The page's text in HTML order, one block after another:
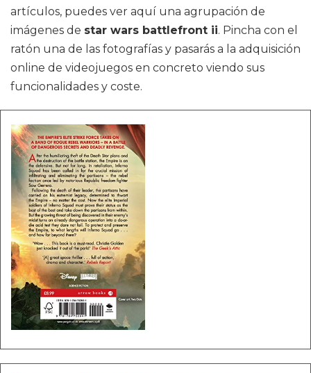
artículos, puedes ver aquí una agrupación de
imágenes de star wars battlefront ii. Pincha con el
ratón una de las fotografías y pasarás a la adquisición
online de videojuegos en concreto viendo sus
funcionalidades y coste.